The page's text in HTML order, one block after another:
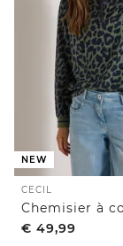
NEW
CECIL
€ 49,99